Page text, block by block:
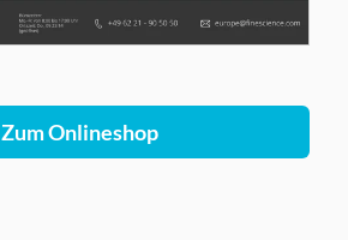
Zum Onlineshop